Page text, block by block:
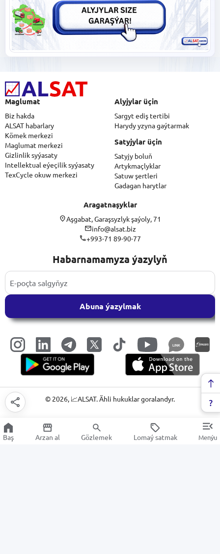
Maglumat
Biz hakda
ALSAT habarlary
Kömek merkezi
Maglumat merkezi
Gizlinlik syýasaty
Intellektual eýeçilik syýasaty
TexCycle okuw merkezi
Alyjylar üçin
Sargyt ediş tertibi
Harydy yzyna gaýtarmak
Satyjylar üçin
Satyjy boluň
Artykmaçlyklar
Satuw şertleri
Gadagan harytlar
Aragatnaşyklar
Aşgabat, Garaşsyzlyk şaýoly, 71
info@alsat.biz
+993-71 89-90-77
Habarnamamyza ýazylyň
Abuna ýazylmak
LINK
© 2026, 📈ALSAT. Ähli hukuklar goralandyr.
Baş Arzan al Gözlemek Lomaý satmak Menýu